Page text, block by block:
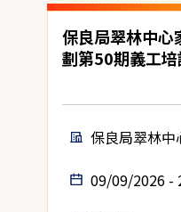
保良局翠林中心
劃第50期義工
保良局翠林中
09/09/2026 -